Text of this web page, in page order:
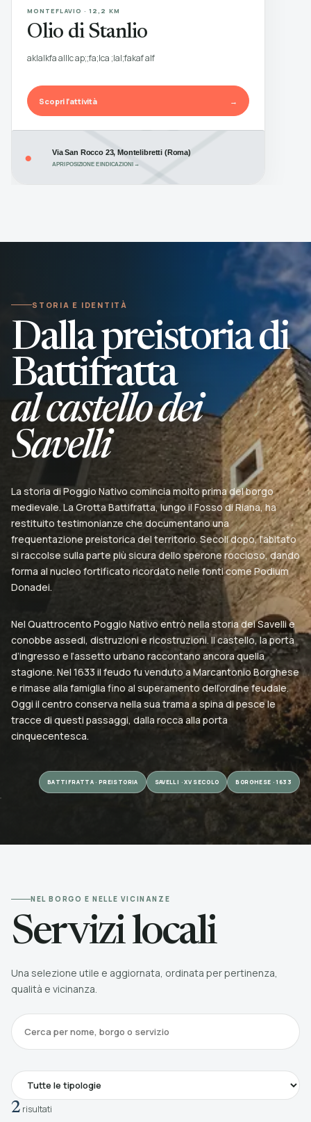
MONTEFLAVIO · 12,2 KM
Olio di Stanlio
aklalkfa alllc ap;;fa;lca ;lal;fakaf alf
Scopri l’attività →
● Via San Rocco 23, Montelibretti (Roma)
APRI POSIZIONE E INDICAZIONI →
STORIA E IDENTITÀ
Dalla preistoria di
Battifratta
al castello dei
Savelli
La storia di Poggio Nativo comincia molto prima del borgo
medievale. La Grotta Battifratta, lungo il Fosso di Riana, ha
restituito testimonianze che documentano una
frequentazione preistorica del territorio. Secoli dopo, l’abitato
si raccolse sulla parte più sicura dello sperone roccioso, dando
forma al nucleo fortificato ricordato nelle fonti come Podium
Donadei.
Nel Quattrocento Poggio Nativo entrò nella storia dei Savelli e
conobbe assedi, distruzioni e ricostruzioni. Il castello, la porta
d’ingresso e l’assetto urbano raccontano ancora quella
stagione. Nel 1633 il feudo fu venduto a Marcantonio Borghese
e rimase alla famiglia fino al superamento dell’ordine feudale.
Oggi il centro conserva nella sua trama a spina di pesce le
tracce di questi passaggi, dalla rocca alla porta
cinquecentesca.
BATTIFRATTA · PREISTORIA SAVELLI · XV SECOLO BORGHESE · 1633
NEL BORGO E NELLE VICINANZE
Servizi locali
Una selezione utile e aggiornata, ordinata per pertinenza,
qualità e vicinanza.
2 risultati